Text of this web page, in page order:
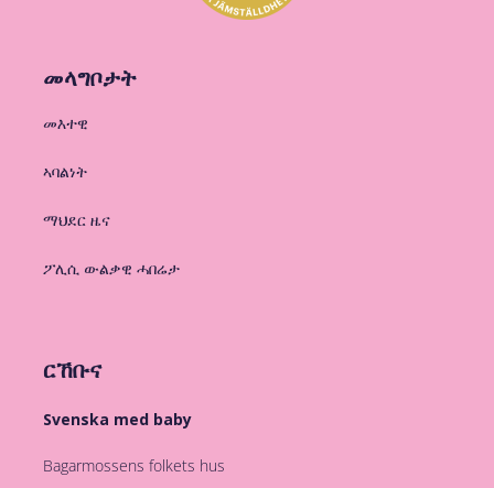
መላግቦታት
መእተዊ
ኣባልነት
ማህደር ዜና
ፖሊሲ ውልቃዊ ሓበሬታ
ርኸቡና
Svenska med baby
Bagarmossens folkets hus